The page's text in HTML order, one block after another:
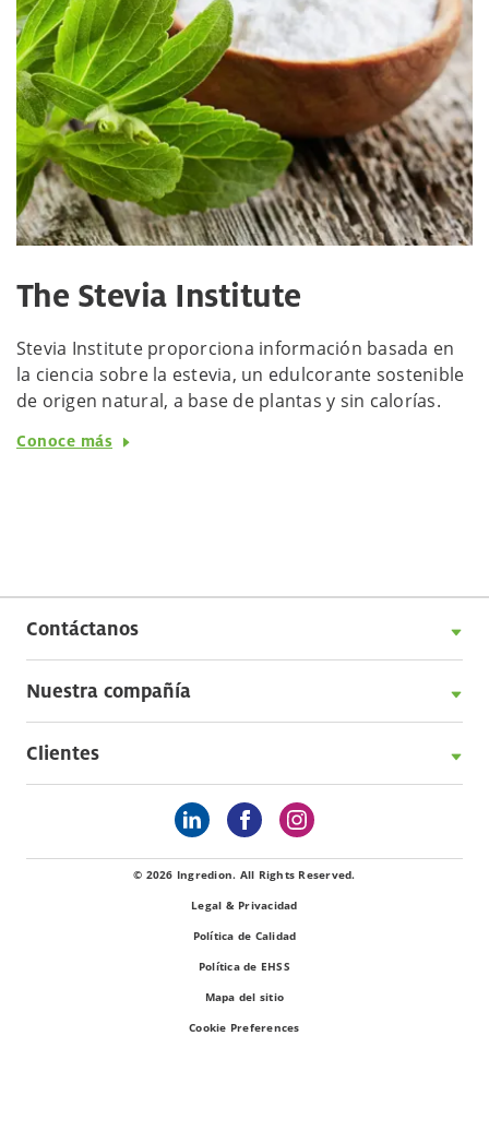
The Stevia Institute
Stevia Institute proporciona información basada en
la ciencia sobre la estevia, un edulcorante sostenible
de origen natural, a base de plantas y sin calorías.
Conoce más
Contáctanos
Nuestra compañía
Clientes
© 2026 Ingredion. All Rights Reserved.
Legal & Privacidad
Política de Calidad
Política de EHSS
Mapa del sitio
Cookie Preferences